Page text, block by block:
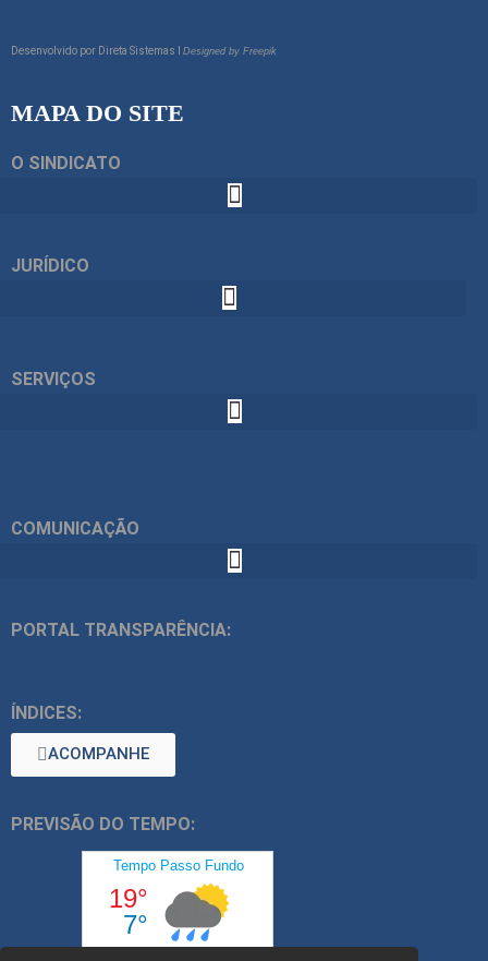
Desenvolvido por Direta Sistemas I Designed by Freepik
MAPA DO SITE
O SINDICATO
JURÍDICO
SERVIÇOS
COMUNICAÇÃO
PORTAL TRANSPARÊNCIA:
ÍNDICES:
ACOMPANHE
PREVISÃO DO TEMPO: